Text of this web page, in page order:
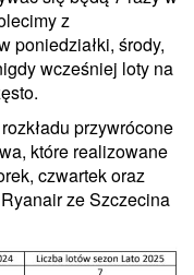
z
poniedziałki, środy,
wcześniej loty na
przywrócone
które realizowane
czwartek oraz
ze Szczecina